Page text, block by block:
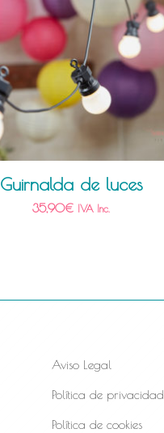
Guirnalda de luces
35,90€ IVA Inc.
Aviso Legal
Política de privacidad
Política de cookies